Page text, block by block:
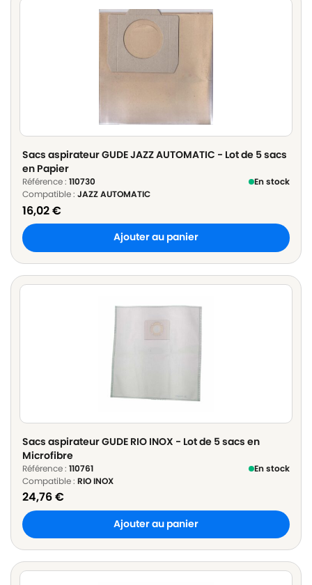
Sacs aspirateur GUDE JAZZ AUTOMATIC - Lot de 5 sacs
en Papier
Référence : 110730
En stock
Compatible : JAZZ AUTOMATIC
16,02€
Ajouter au panier
Sacs aspirateur GUDE RIO INOX - Lot de 5 sacs en
Microfibre
Référence : 110761
En stock
Compatible : RIO INOX
24,76€
Ajouter au panier